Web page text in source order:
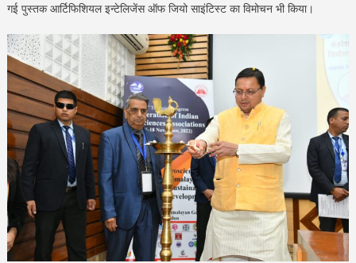
गई पुस्तक आर्टिफिशियल इन्टेलिजेंस ऑफ जियो साइंटिस्ट का विमोचन भी किया।